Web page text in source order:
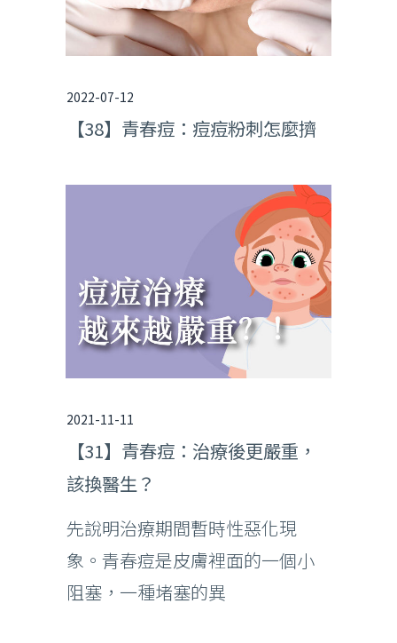
2022-07-12
【38】青春痘：痘痘粉刺怎麼擠
2021-11-11
【31】青春痘：治療後更嚴重，
該換醫生？
先說明治療期間暫時性惡化現
象。青春痘是皮膚裡面的一個小
阻塞，一種堵塞的異